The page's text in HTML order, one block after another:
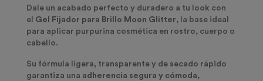
Dale un acabado perfecto y duradero a tu look con
el Gel Fijador para Brillo Moon Glitter, la base ideal
para aplicar purpurina cosmética en rostro, cuerpo o
cabello.
Su fórmula ligera, transparente y de secado rápido
garantiza una adherencia segura y cómoda,